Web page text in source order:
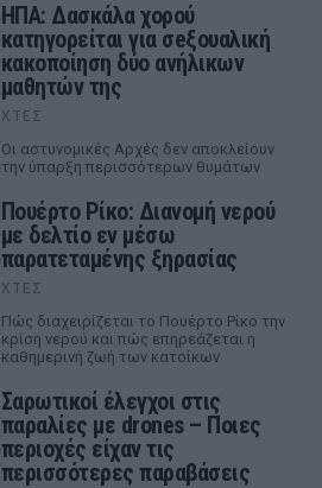
ΗΠΑ: Δασκάλα χορού
κατηγορείται για σeξουαλική
κακοποίηση δύο ανήλικων
μαθητών της
ΧΤΕΣ
Οι αστυνομικές Αρχές δεν αποκλείουν
την ύπαρξη περισσότερων θυμάτων
Πουέρτο Ρίκο: Διανομή νερού
με δελτίο εν μέσω
παρατεταμένης ξηρασίας
ΧΤΕΣ
Πώς διαχειρίζεται το Πουέρτο Ρίκο την
κρίση νερού και πώς επηρεάζεται η
καθημερινή ζωή των κατοίκων
Σαρωτικοί έλεγχοι στις
παραλίες με drones – Ποιες
περιοχές είχαν τις
περισσότερες παραβάσεις